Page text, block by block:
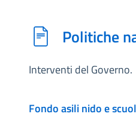
Politiche
Interventi del Governo.
Fondo asili nido e